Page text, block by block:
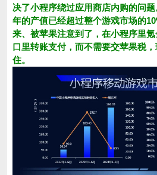
决了小程序绕过应用商店内购的问
年的产值已经超过整个游戏市场的
来、被苹果注意到了，在小程序里
口里转账支付，而不需要交苹果税
住。